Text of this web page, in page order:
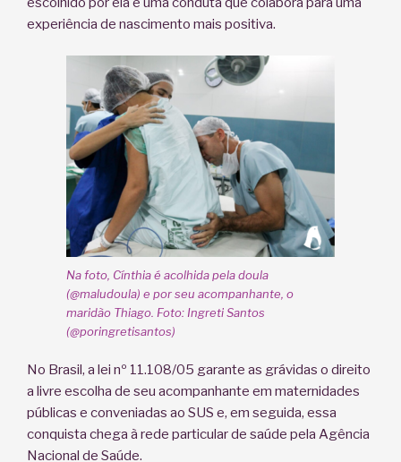
experiência de nascimento mais positiva.
Na foto, Cínthia é acolhida pela doula
(@maludoula) e por seu acompanhante, o
maridão Thiago. Foto: Ingreti Santos
(@poringretisantos)
No Brasil, a lei nº 11.108/05 garante as grávidas o direito
a livre escolha de seu acompanhante em maternidades
públicas e conveniadas ao SUS e, em seguida, essa
conquista chega à rede particular de saúde pela Agência
Nacional de Saúde.